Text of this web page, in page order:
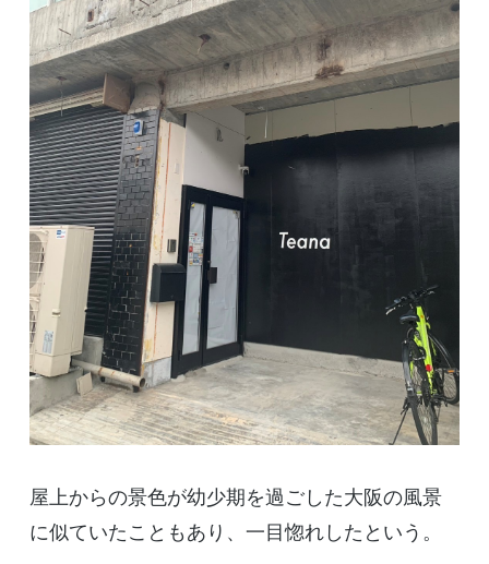
屋上からの景色が幼少期を過ごした大阪の風景
に似ていたこともあり、一目惚れしたという。